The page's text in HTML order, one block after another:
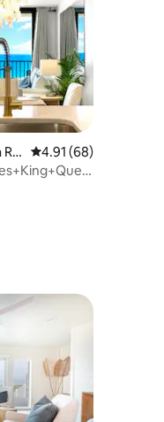
价
Ro
平均评分 4.91 分（满
4.91 (68)